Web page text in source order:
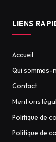
LIENS
Accueil
Qui sommes-
Contact
Mentions
Politique de
Politique de